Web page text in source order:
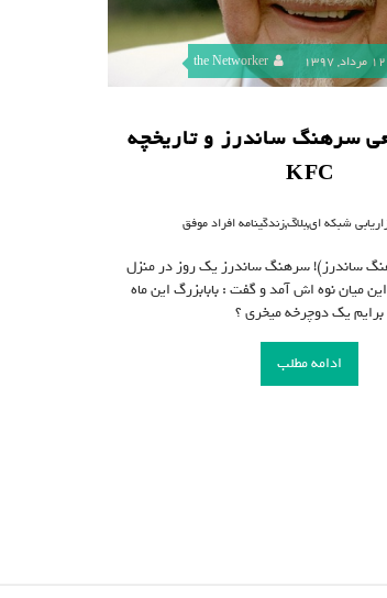
12 مرداد, 1397 the Networker
سرهنگ ساندرز و تاریخچه
KFC
شبکه ای,بلاگ,زندگینامه افراد موفق
ساندرز)! سرهنگ ساندرز یک روز در منزل
میان نوه اش آمد و گفت : بابابزرگ این ماه
برایم یک دوچرخه میخری ؟
ادامه مطلب